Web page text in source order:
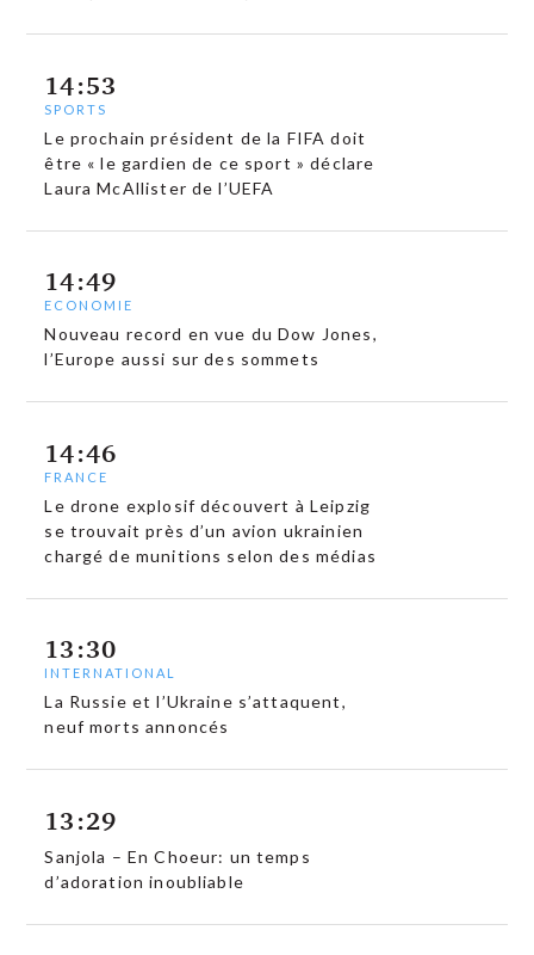
14:53
SPORTS
Le prochain président de la FIFA doit
être « le gardien de ce sport » déclare
Laura McAllister de l’UEFA
14:49
ECONOMIE
Nouveau record en vue du Dow Jones,
l’Europe aussi sur des sommets
14:46
FRANCE
Le drone explosif découvert à Leipzig
se trouvait près d’un avion ukrainien
chargé de munitions selon des médias
13:30
INTERNATIONAL
La Russie et l’Ukraine s’attaquent,
neuf morts annoncés
13:29
Sanjola – En Choeur: un temps
d’adoration inoubliable